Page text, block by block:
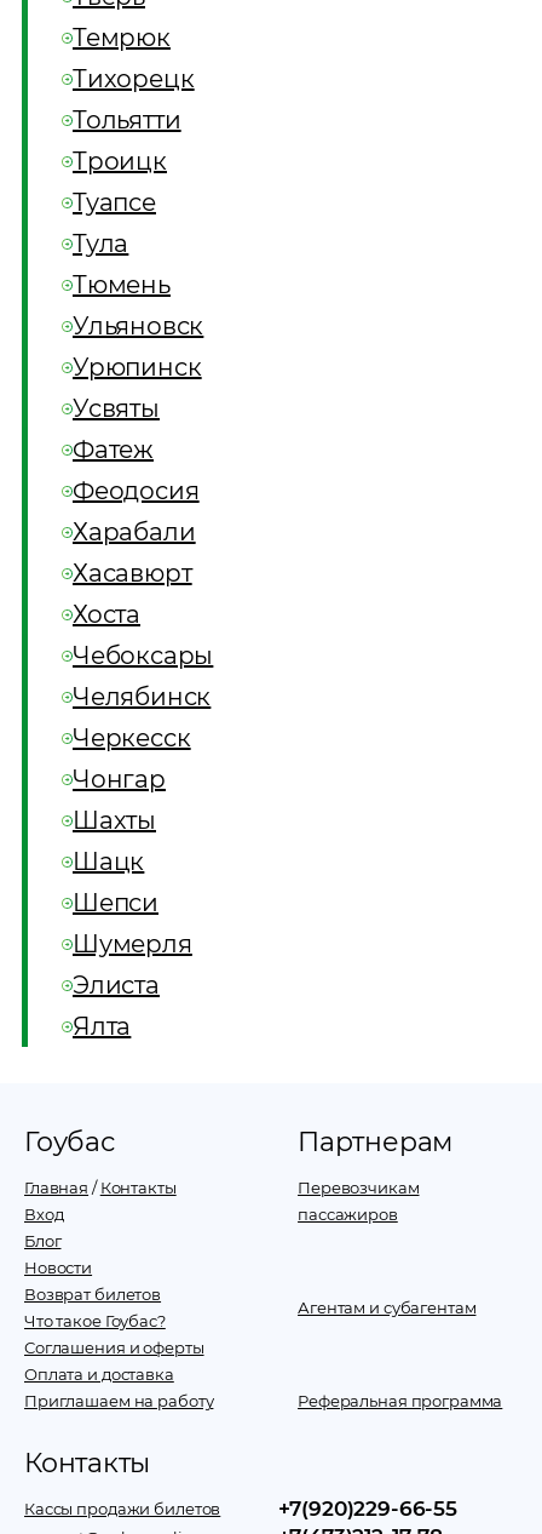
Темрюк
Тихорецк
Тольятти
Троицк
Туапсе
Тула
Тюмень
Ульяновск
Урюпинск
Усвяты
Фатеж
Феодосия
Харабали
Хасавюрт
Хоста
Чебоксары
Челябинск
Черкесск
Чонгар
Шахты
Шацк
Шепси
Шумерля
Элиста
Ялта
Гоубас
Главная /Контакты
Вход
Блог
Новости
Возврат билетов
Что такое Гоубас?
Соглашения и оферты
Оплата и доставка
Приглашаем на работу
Партнерам
Перевозчикам
пассажиров
Агентам и субагентам
Реферальная программа
Контакты
Кассы продажи билетов
+7(920)229-66-55